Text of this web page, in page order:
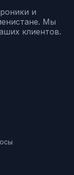
и
Мы
клиентов.